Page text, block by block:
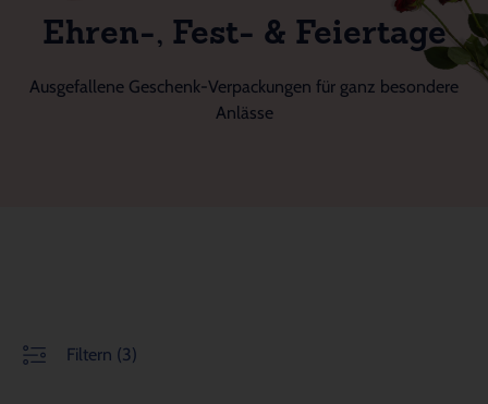
Ehren-, Fest- & Feiertage
Ausgefallene Geschenk-Verpackungen für ganz besondere
Anlässe
Filtern (3)